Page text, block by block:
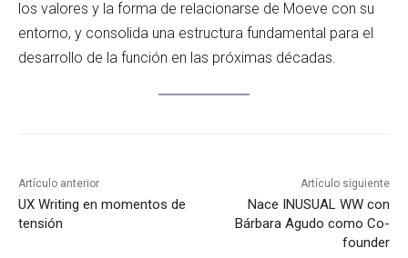
los valores y la forma de relacionarse de Moeve con su
entorno, y consolida una estructura fundamental para el
desarrollo de la función en las próximas décadas.
Artículo anterior
UX Writing en momentos de
tensión
Artículo siguiente
Nace INUSUAL WW con
Bárbara Agudo como Co-
founder